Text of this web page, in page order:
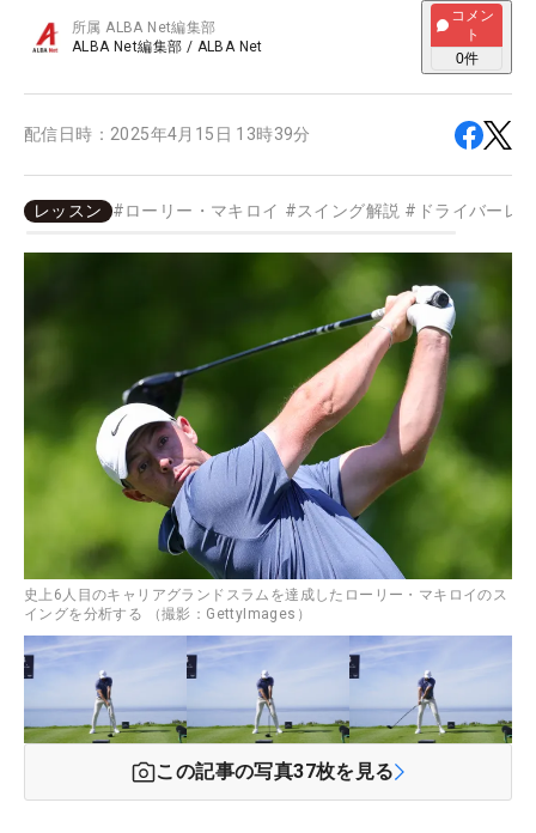
所属ALBA Net編集部
ALBA Net編集部 / ALBA Net
コメン
ト
0件
配信日時： 2025年4月15日 13時39分
レッスン #ローリー・マキロイ #スイング解説 # ドライバーレ
史上6人目のキャリアグランドスラムを達成したローリー・マキロイのス
イングを分析する （撮影：GettyImages）
この記事の写真37枚を見る